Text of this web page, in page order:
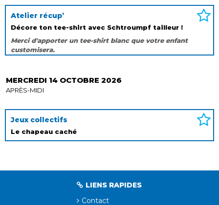
Atelier récup’
Décore ton tee-shirt avec Schtroumpf tailleur !
Merci d'apporter un tee-shirt blanc que votre enfant
customisera.
Jeux collectifs
Le chapeau caché
MERCREDI 14 OCTOBRE 2026
APRÈS-MIDI
LIENS RAPIDES
Contact